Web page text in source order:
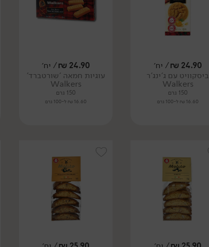
24.90
₪/ יח׳
ביסקוויט עם ג'ינג'ר
Walkers
150 גרם
16.60 ₪ ל-100 גרם
24.90
₪/ יח׳
עוגיות חמאה 'שורטברד'
Walkers
150 גרם
16.60 ₪ ל-100 גרם